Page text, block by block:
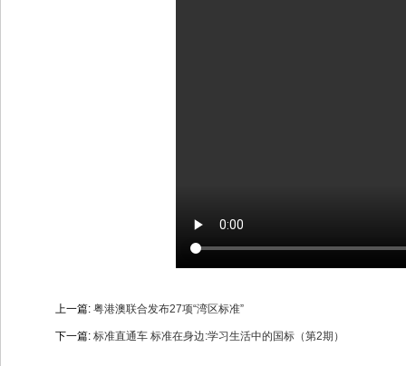
上一篇: 粤港澳联合发布27项“湾区标准”
下一篇: 标准直通车 标准在身边:学习生活中的国标（第2期）